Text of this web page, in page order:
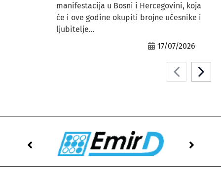
manifestacija u Bosni i Hercegovini, koja
će i ove godine okupiti brojne učesnike i
ljubitelje...
17/07/2026